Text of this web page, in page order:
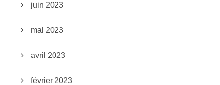
juin 2023
mai 2023
avril 2023
février 2023